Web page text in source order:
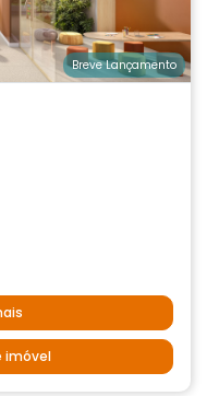
Breve Lançamento
imóvel